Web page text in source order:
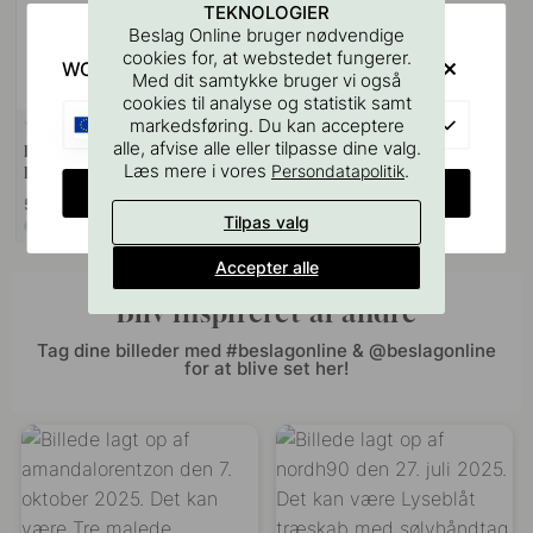
Boreskabelonen til Greb &
Knopper
55 kr
Bliv inspireret af andre
Tag dine billeder med #beslagonline & @beslagonline
for at blive set her!
TEKNOLOGIER
Beslag Online bruger nødvendige
cookies for, at webstedet fungerer.
Med dit samtykke bruger vi også
cookies til analyse og statistik samt
markedsføring. Du kan acceptere
alle, afvise alle eller tilpasse dine valg.
Læs mere i vores Persondatapolitik.
Tilpas valg
Accepter alle
WOULD YOU RATHER VISIT?
EU